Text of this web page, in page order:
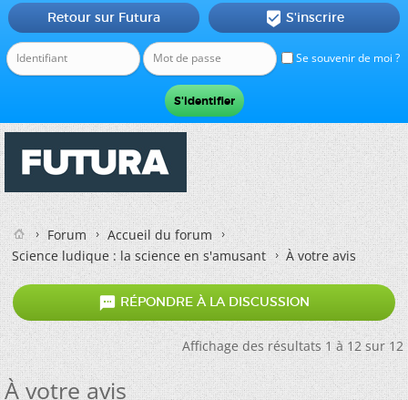
Se souvenir de moi ?
Retour sur Futura  S'inscrire
Forum
Accueil du forum
Science ludique : la science en s'amusant
À votre avis
 RÉPONDRE À LA DISCUSSION
Affichage des résultats 1 à 12 sur 12
À votre avis